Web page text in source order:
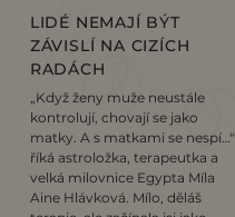
LIDÉ NEMAJÍ BÝT
ZÁVISLÍ NA CIZÍCH
RADÁCH
„Když ženy muže neustále
kontrolují, chovají se jako
matky. A s matkami se nespí…"
říká astroložka, terapeutka a
velká milovnice Egypta Míla
Aine Hlávková. Mílo, děláš